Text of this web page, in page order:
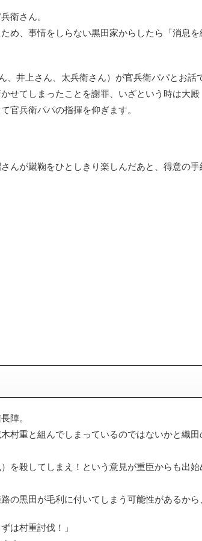
衛さん。
め、事情をしらない黒田家からしたら「消息を
井上さん、太兵衛さん）が官兵衛パパとお話
せてしまったことを謝罪、いざという時は大
官兵衛パパの指揮を仰ぎます。
が蹴鞠をひとしきり楽しんだあと、得意の手
陣。
村重と組んでしまっているのではないかと織田
を殺してしまえ！という意見が重臣からも出
の黒田が毛利に付いてしまう可能性があるから
は村重討伐！」